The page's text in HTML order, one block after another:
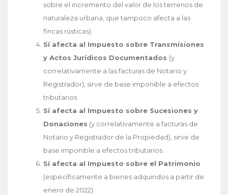
sobre el incremento del valor de los terrenos de
naturaleza urbana, que tampoco afecta a las
fincas rústicas).
Sí afecta al Impuesto sobre Transmisiones
y Actos Jurídicos Documentados (y
correlativamente a las facturas de Notario y
Registrador), sirve de base imponible a efectos
tributarios.
Sí afecta al Impuesto sobre Sucesiones y
Donaciones (y correlativamente a facturas de
Notario y Registrador de la Propiedad), sirve de
base imponible a efectos tributarios.
Sí afecta al Impuesto sobre el Patrimonio
(específicamente a bienes adquiridos a partir de
enero de 2022).